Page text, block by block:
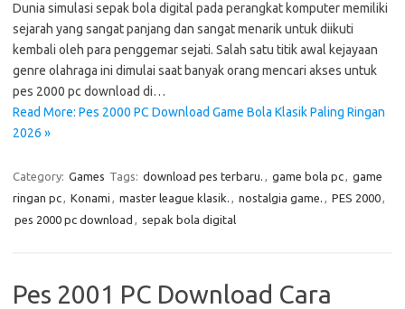
Dunia simulasi sepak bola digital pada perangkat komputer memiliki
sejarah yang sangat panjang dan sangat menarik untuk diikuti
kembali oleh para penggemar sejati. Salah satu titik awal kejayaan
genre olahraga ini dimulai saat banyak orang mencari akses untuk
pes 2000 pc download di…
Read More: Pes 2000 PC Download Game Bola Klasik Paling Ringan
2026 »
Category: Games Tags: download pes terbaru. , game bola pc, game
ringan pc, Konami , master league klasik. , nostalgia game. , PES 2000,
pes 2000 pc download , sepak bola digital
Pes 2001 PC Download Cara